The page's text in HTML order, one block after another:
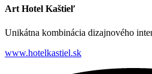
Art Hotel Kaštieľ
Unikátna kombinácia dizajnového
www.hotelkastiel.sk